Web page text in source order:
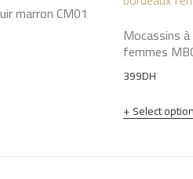
marron CM01
Mocassins
femmes
399DH
Select